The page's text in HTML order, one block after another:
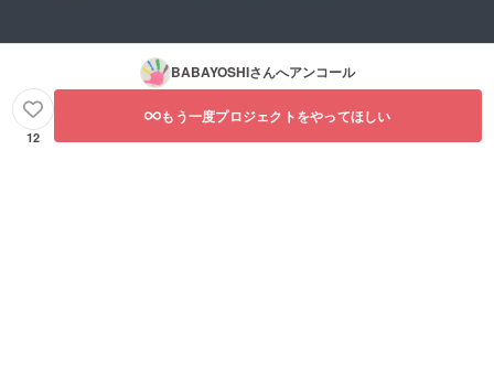
BABAYOSHIさんへアンコール
12
もう一度プロジェクトをやってほしい